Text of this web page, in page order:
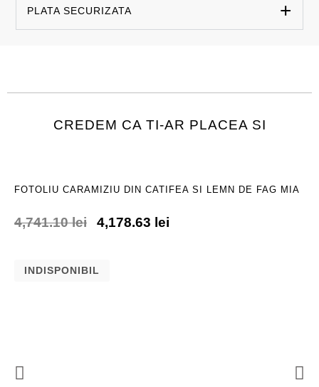
PLATA SECURIZATA
CREDEM CA TI-AR PLACEA SI
FOTOLIU CARAMIZIU DIN CATIFEA SI LEMN DE FAG MIA
4,741.10lei 4,178.63 lei
INDISPONIBIL